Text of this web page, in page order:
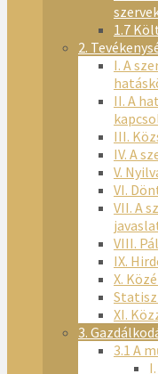
1.7
2.
I. A
II. A
III.
IV. A
V.
VI.
VII. A
VIII.
IX.
X.
XI.
3.
3.1 A